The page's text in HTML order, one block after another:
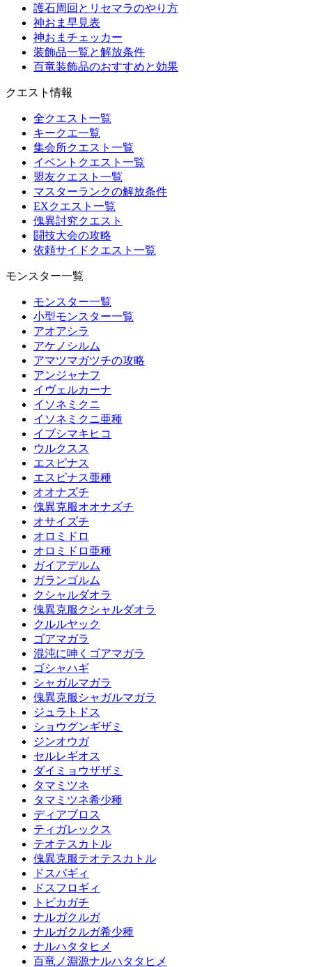
護石周回とリセマラのやり方
神おま早見表
神おまチェッカー
装飾品一覧と解放条件
百竜装飾品のおすすめと効果
クエスト情報
全クエスト一覧
キークエ一覧
集会所クエスト一覧
イベントクエスト一覧
盟友クエスト一覧
マスターランクの解放条件
EXクエスト一覧
傀異討究クエスト
闘技大会の攻略
依頼サイドクエスト一覧
モンスター一覧
モンスター一覧
小型モンスター一覧
アオアシラ
アケノシルム
アマツマガツチの攻略
アンジャナフ
イヴェルカーナ
イソネミクニ
イソネミクニ亜種
イブシマキヒコ
ウルクスス
エスピナス
エスピナス亜種
オオナズチ
傀異克服オオナズチ
オサイズチ
オロミドロ
オロミドロ亜種
ガイアデルム
ガランゴルム
クシャルダオラ
傀異克服クシャルダオラ
クルルヤック
ゴアマガラ
混沌に呻くゴアマガラ
ゴシャハギ
シャガルマガラ
傀異克服シャガルマガラ
ジュラトドス
ショウグンギザミ
ジンオウガ
セルレギオス
ダイミョウザザミ
タマミツネ
タマミツネ希少種
ディアブロス
ティガレックス
テオテスカトル
傀異克服テオテスカトル
ドスバギィ
ドスフロギィ
トビカガチ
ナルガクルガ
ナルガクルガ希少種
ナルハタタヒメ
百竜ノ淵源ナルハタタヒメ